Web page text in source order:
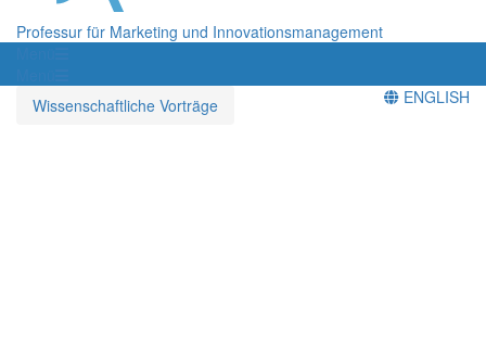
Professur für Marketing und Innovationsmanagement
Wissenschaftliche Vorträge
ENGLISH